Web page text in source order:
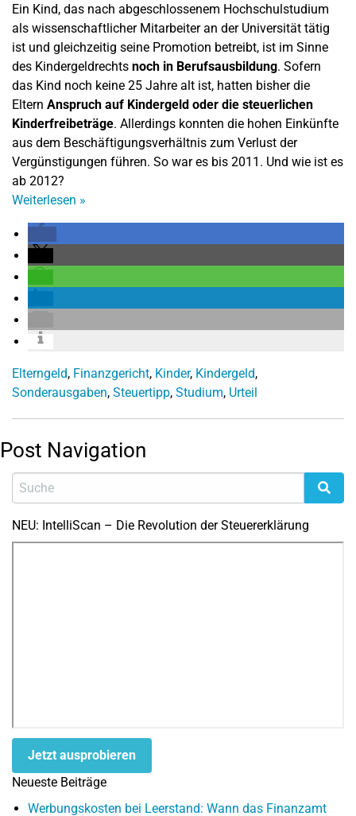
Ein Kind, das nach abgeschlossenem Hochschulstudium
als wissenschaftlicher Mitarbeiter an der Universität tätig
ist und gleichzeitig seine Promotion betreibt, ist im Sinne
des Kindergeldrechts noch in Berufsausbildung. Sofern
das Kind noch keine 25 Jahre alt ist, hatten bisher die
Eltern Anspruch auf Kindergeld oder die steuerlichen
Kinderfreibeträge. Allerdings konnten die hohen Einkünfte
aus dem Beschäftigungsverhältnis zum Verlust der
Vergünstigungen führen. So war es bis 2011. Und wie ist es
ab 2012?
Weiterlesen »
Elterngeld, Finanzgericht, Kinder, Kindergeld,
Sonderausgaben, Steuertipp, Studium, Urteil
Post Navigation
NEU: IntelliScan – Die Revolution der Steuererklärung
Jetzt ausprobieren
Neueste Beiträge
Werbungskosten bei Leerstand: Wann das Finanzamt